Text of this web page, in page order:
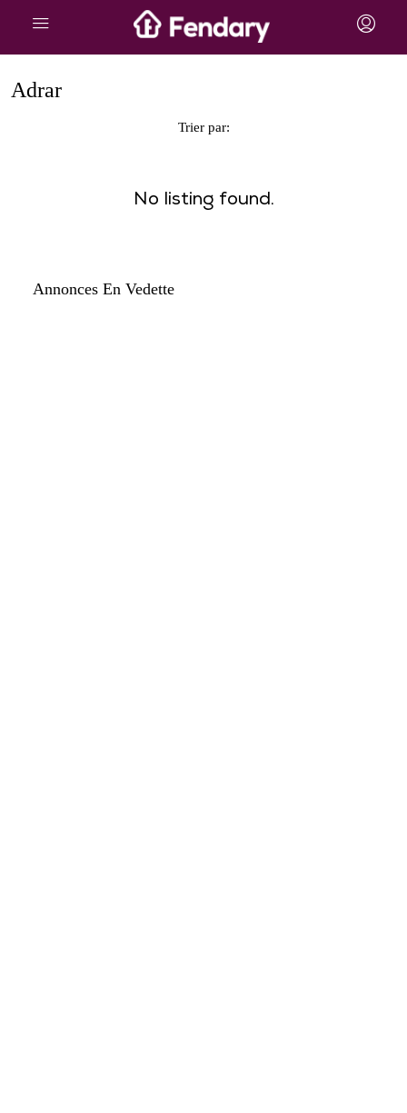
Adrar
Trier par:
No listing found.
Annonces En Vedette